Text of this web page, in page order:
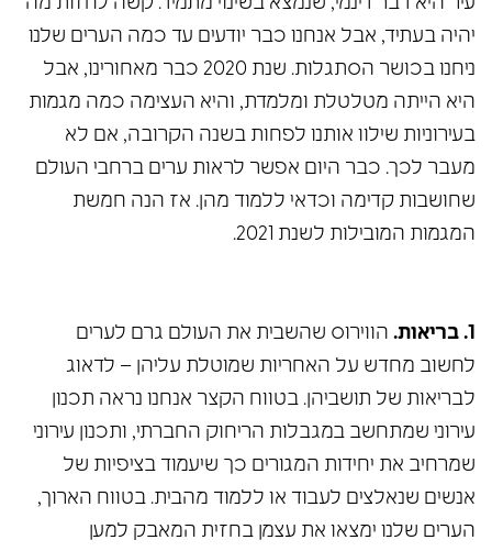
יהיה בעתיד, אבל אנחנו כבר יודעים עד כמה הערים שלנו
ניחנו בכושר הסתגלות. שנת 2020 כבר מאחורינו, אבל
היא הייתה מטלטלת ומלמדת, והיא העצימה כמה מגמות
בעירוניות שילוו אותנו לפחות בשנה הקרובה, אם לא
מעבר לכך. כבר היום אפשר לראות ערים ברחבי העולם
שחושבות קדימה וכדאי ללמוד מהן. אז הנה חמשת
המגמות המובילות לשנת 2021.
1. בריאות.
הווירוס שהשבית את העולם גרם לערים
לחשוב מחדש על האחריות שמוטלת עליהן – לדאוג
לבריאות של תושביהן. בטווח הקצר אנחנו נראה תכנון
עירוני שמתחשב במגבלות הריחוק החברתי, ותכנון עירוני
שמרחיב את יחידות המגורים כך שיעמוד בציפיות של
אנשים שנאלצים לעבוד או ללמוד מהבית. בטווח הארוך,
הערים שלנו ימצאו את עצמן בחזית המאבק למען